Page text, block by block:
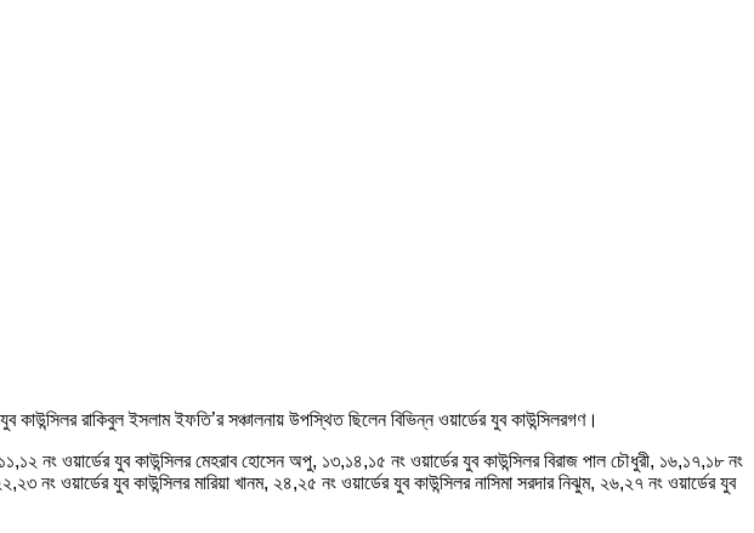
রাকিবুল ইসলাম ইফতি’র সঞ্চালনায় উপস্থিত ছিলেন বিভিন্ন ওয়ার্ডের যুব কাউন্সিলরগণ।
নং ওয়ার্ডের যুব কাউন্সিলর মেহরাব হোসেন অপু, ১৩,১৪,১৫ নং ওয়ার্ডের যুব কাউন্সিলর বিরাজ পাল চৌধুরী, ১৬,১৭,১৮ নং
ওয়ার্ডের যুব কাউন্সিলর মারিয়া খানম, ২৪,২৫ নং ওয়ার্ডের যুব কাউন্সিলর নাসিমা সরদার নিঝুম, ২৬,২৭ নং ওয়ার্ডের যুব